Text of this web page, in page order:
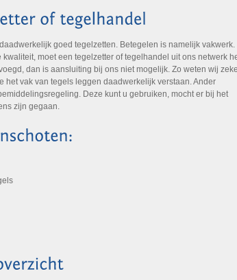
goed tegelzetten. Betegelen is namelijk vakwerk.
moet een tegelzetter of tegelhandel uit ons netwerk
dan is aansluiting bij ons niet mogelijk. Zo weten wij
het vak van tegels leggen daadwerkelijk verstaan. Ander
Deze kunt u gebruiken, mocht er bij het
zijn gegaan.